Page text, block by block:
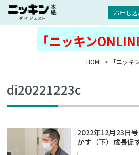
お申し
「ニッキン
HOME > 「ニッキ
di20221223c
2022年12月23日
かす（下）成長促